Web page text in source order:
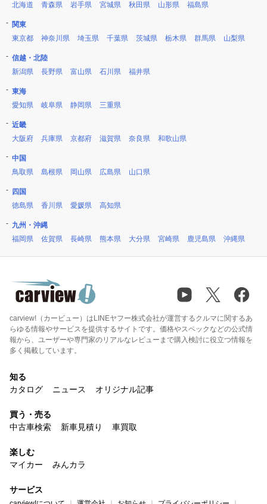
北海道
青森県 岩手県 宮城県 秋田県 山形県 福島県
関東
東京都
神奈川県 埼玉県 千葉県 茨城県 栃木県 群馬県 山梨県
信越・北陸
新潟県
長野県 富山県 石川県 福井県
東海
愛知県
岐阜県 静岡県 三重県
近畿
大阪府
兵庫県 京都府 滋賀県 奈良県 和歌山県
中国
鳥取県
島根県 岡山県 広島県 山口県
四国
徳島県
香川県 愛媛県 高知県
九州・沖縄
福岡県
佐賀県 長崎県 熊本県 大分県 宮崎県 鹿児島県 沖縄県
carview!（カービュー）はLINEヤフー株式会社が運営するクルマに関するあ
らゆる情報やサービスを提供するサイトです。価格やスペックなどの公式情
報から、ユーザーや専門家のリアルなレビューまで購入検討に役立つ情報を
多く掲載しています。
知る
カタログ
ニュース オリジナル記事
買う・売る
中古車検索
新車見積り 車買取
楽しむ
マイカー
みんカラ
サービス